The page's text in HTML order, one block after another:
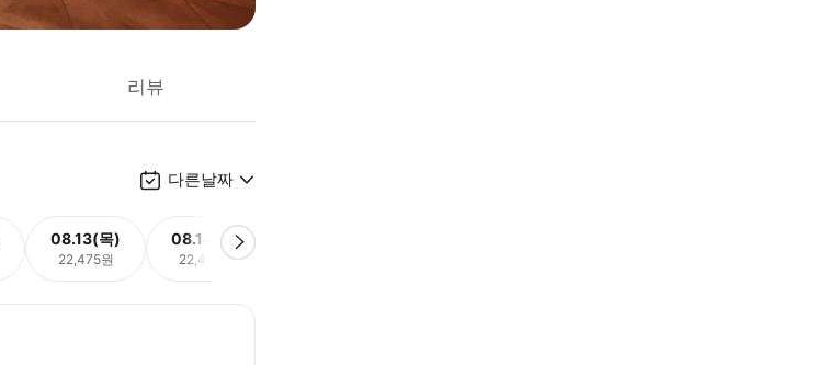
리뷰
다른날짜
08.13(목)
22,475원
08.14(금)
22,475원